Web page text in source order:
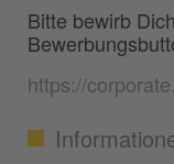
Bitte bewirb
https://